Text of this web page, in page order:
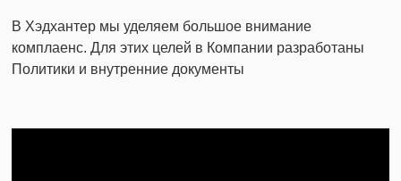
В Хэдхантер мы уделяем большое внимание
комплаенс. Для этих целей в Компании разработаны
Политики и внутренние документы